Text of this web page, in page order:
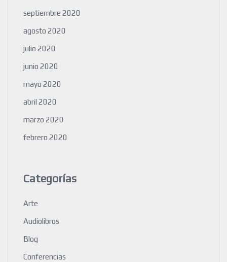
septiembre 2020
agosto 2020
julio 2020
junio 2020
mayo 2020
abril 2020
marzo 2020
febrero 2020
Categorías
Arte
Audiolibros
Blog
Conferencias